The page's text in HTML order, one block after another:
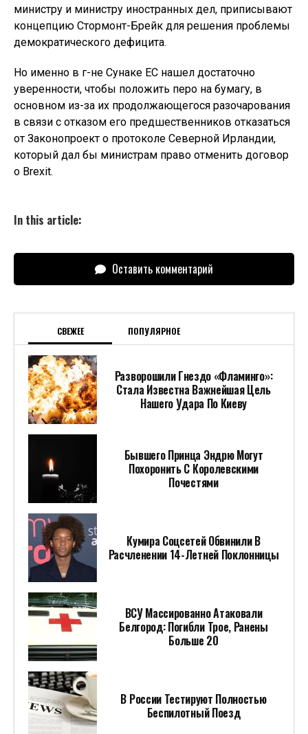
министру и министру иностранных дел, приписывают
концепцию Стормонт-Брейк для решения проблемы
демократического дефицита.
Но именно в г-не Сунаке ЕС нашел достаточно
уверенности, чтобы положить перо на бумагу, в
основном из-за их продолжающегося разочарования
в связи с отказом его предшественников отказаться
от Законопроект о протоколе Северной Ирландии,
который дал бы министрам право отменить договор
о Brexit.
In this article:
Оставить комментарий
СВЕЖЕЕ ПОПУЛЯРНОЕ
Разворошили Гнездо «Фламинго»:
Стала Известна Важнейшая Цель
Нашего Удара По Киеву
Бывшего Принца Эндрю Могут
Похоронить С Королевскими
Почестями
Кумира Соцсетей Обвинили В
Расчленении 14-Летней Поклонницы
ВСУ Массированно Атаковали
Белгород: Погибли Трое, Ранены
Больше 20
В России Тестируют Полностью
Беспилотный Поезд